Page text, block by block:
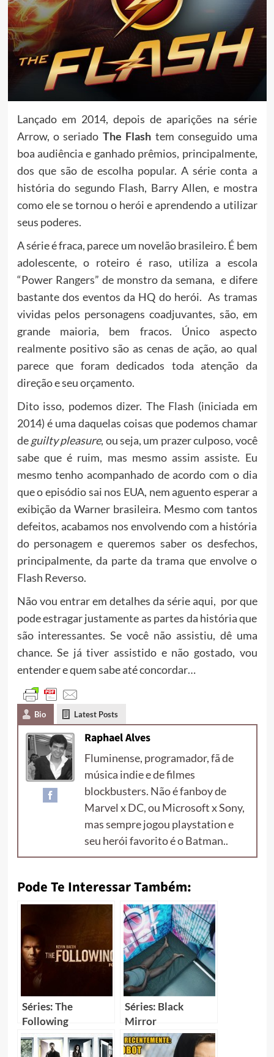
Lançado em 2014, depois de aparições na série
Arrow, o seriado The Flash tem conseguido uma
boa audiência e ganhado prêmios, principalmente,
dos que são de escolha popular. A série conta a
história do segundo Flash, Barry Allen, e mostra
como ele se tornou o herói e aprendendo a utilizar
seus poderes.
A série é fraca, parece um novelão brasileiro. É bem
adolescente, o roteiro é raso, utiliza a escola
“Power Rangers” de monstro da semana, e difere
bastante dos eventos da HQ do herói. As tramas
vividas pelos personagens coadjuvantes, são, em
grande maioria, bem fracos. Único aspecto
realmente positivo são as cenas de ação, ao qual
parece que foram dedicados toda atenção da
direção e seu orçamento.
Dito isso, podemos dizer. The Flash (iniciada em
2014) é uma daquelas coisas que podemos chamar
deguilty pleasure, ou seja, um prazer culposo, você
sabe que é ruim, mas mesmo assim assiste. Eu
mesmo tenho acompanhado de acordo com o dia
que o episódio sai nos EUA, nem aguento esperar a
exibição da Warner brasileira. Mesmo com tantos
defeitos, acabamos nos envolvendo com a história
do personagem e queremos saber os desfechos,
principalmente, da parte da trama que envolve o
Flash Reverso.
Não vou entrar em detalhes da série aqui, por que
pode estragar justamente as partes da história que
são interessantes. Se você não assistiu, dê uma
chance. Se já tiver assistido e não gostado, vou
entender e quem sabe até concordar…
Bio Latest Posts
Raphael Alves
Fluminense, programador, fã de
música indie e de filmes
blockbusters. Não é fanboy de
Marvel x DC, ou Microsoft x Sony,
mas sempre jogou playstation e
seu herói favorito é o Batman..
Pode Te Interessar Também:
Séries: The
Following
Séries: Black
Mirror